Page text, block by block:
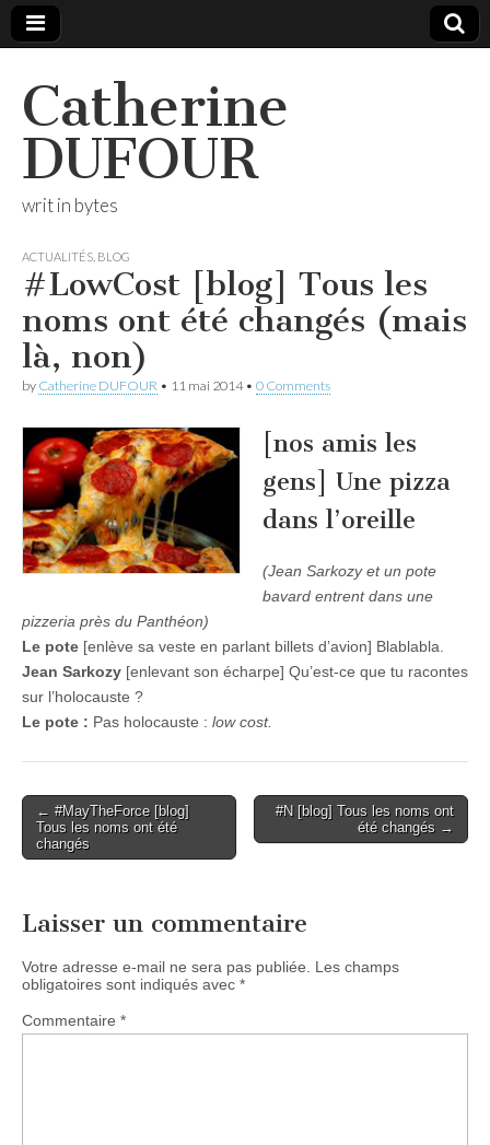
Catherine
DUFOUR
writ in bytes
ACTUALITÉS BLOG
#LowCost [blog] Tous les
noms ont été changés (mais
là, non)
by Catherine DUFOUR • 11 mai 2014• 0 Comments
[nos amis les
gens] Une pizza
dans l’oreille
(Jean Sarkozy et un pote
bavard entrent dans une
pizzeria près du Panthéon)
Le pote [enlève sa veste en parlant billets d’avion] Blablabla.
Jean Sarkozy [enlevant son écharpe] Qu’est-ce que tu racontes
sur l’holocauste ?
Le pote : Pas holocauste : low cost.
Post
navigation
← #MayTheForce [blog]
Tous les noms ont été
changés
#N [blog] Tous les noms ont
été changés →
Laisser un commentaire
Votre adresse e-mail ne sera pas publiée.
Les champs
obligatoires sont indiqués avec *
Commentaire *